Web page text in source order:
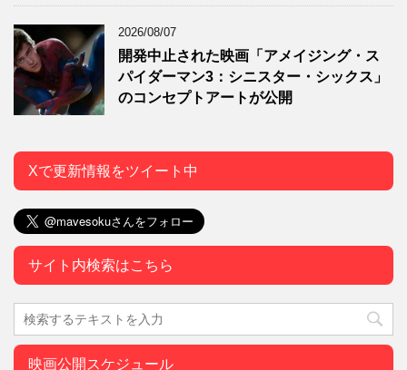
2026/08/07
開発中止された映画「アメイジング・ス
パイダーマン3：シニスター・シックス」
のコンセプトアートが公開
Xで更新情報をツイート中
サイト内検索はこちら
映画公開スケジュール